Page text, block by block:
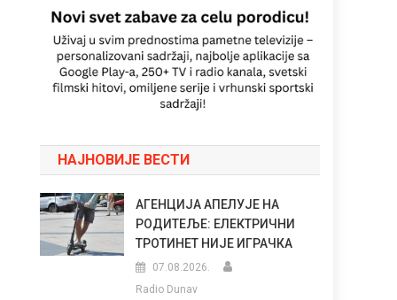
НАЈНОВИЈЕ ВЕСТИ
АГЕНЦИЈА АПЕЛУЈЕ НА
РОДИТЕЉЕ: ЕЛЕКТРИЧНИ
ТРОТИНЕТ НИЈЕ ИГРАЧКА
07.08.2026.
Radio Dunav